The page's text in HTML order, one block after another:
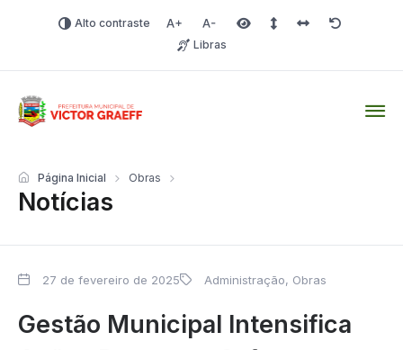
Alto contraste Aumentar fonte
Diminuir fonteÁrea selecionada
Espaçamento de linha
Espaço dos
Redefinir
Libras
Notícias
Página Inicial Obras
27 de fevereiro de 2025 Administração, Obras
Gestão Municipal Intensifica